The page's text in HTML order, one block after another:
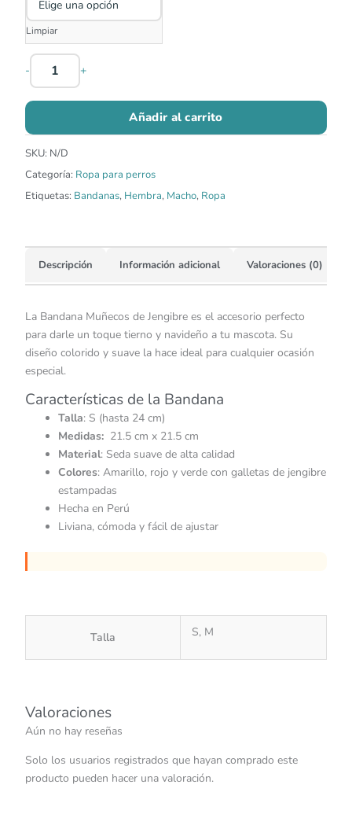
Limpiar
- +
Añadir al carrito
SKU: N/D
Categoría: Ropa para perros
Etiquetas: Bandanas, Hembra, Macho, Ropa
Descripción Información adicional Valoraciones (0)
La Bandana Muñecos de Jengibre es el accesorio perfecto
para darle un toque tierno y navideño a tu mascota. Su
diseño colorido y suave la hace ideal para cualquier ocasión
especial.
Características de la Bandana
Talla: S (hasta 24 cm)
Medidas: 21.5 cm x 21.5 cm
Material: Seda suave de alta calidad
Colores: Amarillo, rojo y verde con galletas de jengibre
estampadas
Hecha en Perú
Liviana, cómoda y fácil de ajustar
Talla S, M
Valoraciones
Aún no hay reseñas
Solo los usuarios registrados que hayan comprado este
producto pueden hacer una valoración.